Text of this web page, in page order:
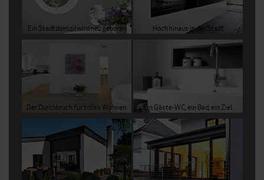
Ein Stadtdomizil wird neu geboren Hoch hinaus in der Stadt
Der Durchbruch für tolles Wohnen. Ein Gäste-WC, ein Bad, ein Ziel.